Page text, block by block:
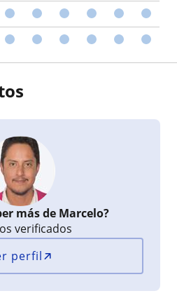
más de Marcelo?
verificados
perfil